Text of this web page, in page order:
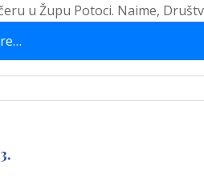
u Župu Potoci. Naime,